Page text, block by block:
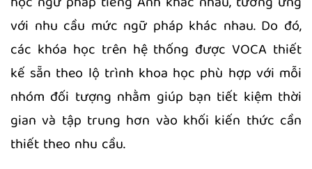
với nhu cầu mức ngữ pháp khác nhau. Do đó,
các khóa học trên hệ thống được VOCA thiết
kế sẵn theo lộ trình khoa học phù hợp với mỗi
nhóm đối tượng nhằm giúp bạn tiết kiệm thời
gian và tập trung hơn vào khối kiến thức cần
thiết theo nhu cầu.